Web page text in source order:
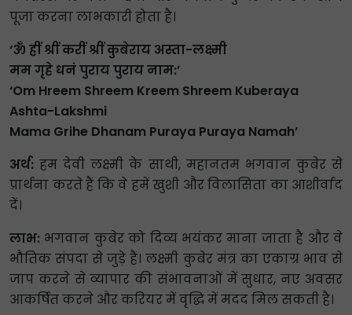
पूजा करना लाभकारी होता है।
‘ॐ ह्रीं श्रीं करीं श्रीं कुबेराय अस्ता-लक्ष्मी
मम गृहे धनं पुराय पुराय नाम:’
‘Om Hreem Shreem Kreem Shreem Kuberaya
Ashta-Lakshmi
Mama Grihe Dhanam Puraya Puraya Namah’
अर्थ: हम देवी लक्ष्मी के साथी, महानतम भगवान कुबेर से
प्रार्थना करते हैं कि वे हमें खुशी और विलासिता का आशीर्वाद
दें।
लाभ: भगवान कुबेर को दिव्य भयंकर माना जाता है और वे
भौतिक संपदा से जुड़े हैं। लक्ष्मी कुबेर मंत्र का एकाग्र भाव से
जाप करने से व्यापार की संभावनाओं में सुधार, नए अवसर
आकर्षित करने और करियर में वृद्धि में मदद मिल सकती है।